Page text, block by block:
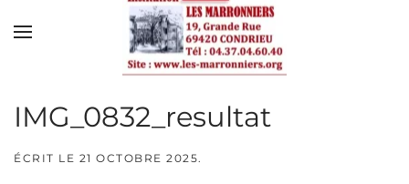
Skip to main content
IMG_0832_resultat
ÉCRIT LE 21 OCTOBRE 2025.